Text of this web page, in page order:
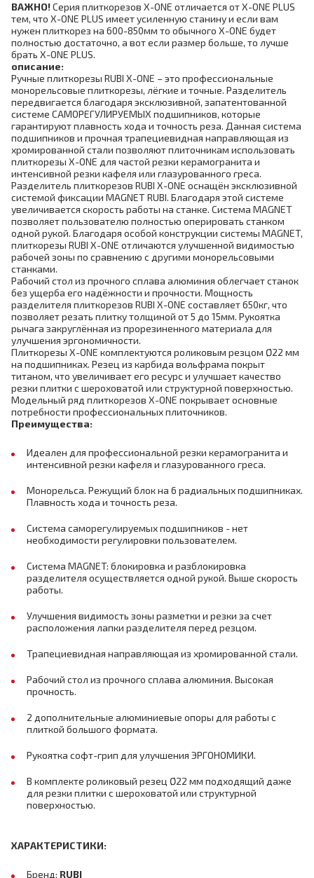
ВАЖНО!Серия плиткорезов X-ONE отличается от X-ONE PLUS
тем, что X-ONE PLUS имеет усиленную станину и если вам
нужен плиткорез на 600-850мм то обычного X-ONE будет
полностью достаточно, а вот если размер больше, то лучше
брать X-ONE PLUS.
описание:
Ручные плиткорезы RUBI X-ONE – это профессиональные
монорельсовые плиткорезы, лёгкие и точные. Разделитель
передвигается благодаря эксклюзивной, запатентованной
системе САМОРЕГУЛИРУЕМЫХ подшипников, которые
гарантируют плавность хода и точность реза. Данная система
подшипников и прочная трапециевидная направляющая из
хромированной стали позволяют плиточникам использовать
плиткорезы X-ONE для частой резки керамогранита и
интенсивной резки кафеля или глазурованного греса.
Разделитель плиткорезов RUBI X-ONE оснащён эксклюзивной
системой фиксации MAGNET RUBI. Благодаря этой системе
увеличивается скорость работы на станке. Система MAGNET
позволяет пользователю полностью оперировать станком
одной рукой. Благодаря особой конструкции системы MAGNET,
плиткорезы RUBI X-ONE отличаются улучшенной видимостью
рабочей зоны по сравнению с другими монорельсовыми
станками.
Рабочий стол из прочного сплава алюминия облегчает станок
без ущерба его надёжности и прочности. Мощность
разделителя плиткорезов RUBI X-ONE составляет 650кг, что
позволяет резать плитку толщиной от 5 до 15мм. Рукоятка
рычага закруглённая из прорезиненного материала для
улучшения эргономичности.
Плиткорезы X-ONE комплектуются роликовым резцом Ø22 мм
на подшипниках. Резец из карбида вольфрама покрыт
титаном, что увеличивает его ресурс и улучшает качество
резки плитки с шероховатой или структурной поверхностью.
Модельный ряд плиткорезов X-ONE покрывает основные
потребности профессиональных плиточников.
Преимущества:
Идеален для профессиональной резки керамогранита и
интенсивной резки кафеля и глазурованного греса.
Монорельса. Режущий блок на 6 радиальных подшипниках.
Плавность хода и точность реза.
Система саморегулируемых подшипников - нет
необходимости регулировки пользователем.
Система MAGNET: блокировка и разблокировка
разделителя осуществляется одной рукой. Выше скорость
работы.
Улучшения видимость зоны разметки и резки за счет
расположения лапки разделителя перед резцом.
Трапециевидная направляющая из хромированной стали.
Рабочий стол из прочного сплава алюминия. Высокая
прочность.
2 дополнительные алюминиевые опоры для работы с
плиткой большого формата.
Рукоятка софт-грип для улучшения ЭРГОНОМИКИ.
В комплекте роликовый резец Ø22 мм подходящий даже
для резки плитки с шероховатой или структурной
поверхностью.
ХАРАКТЕРИСТИКИ:
Бренд: RUBI